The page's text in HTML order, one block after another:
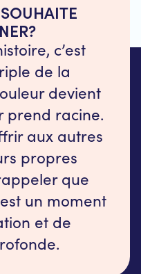
c’est
de la
devient
prend racine.
aux autres
propres
que
un moment
et de